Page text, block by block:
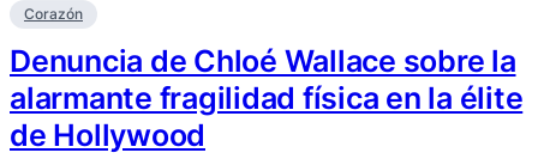
Corazón
Denuncia de Chloé Wallace sobre la
alarmante fragilidad física en la élite
de Hollywood